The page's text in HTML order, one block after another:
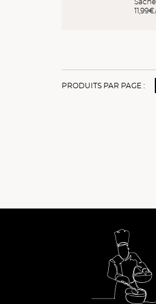
PRODUITS PAR PAGE :